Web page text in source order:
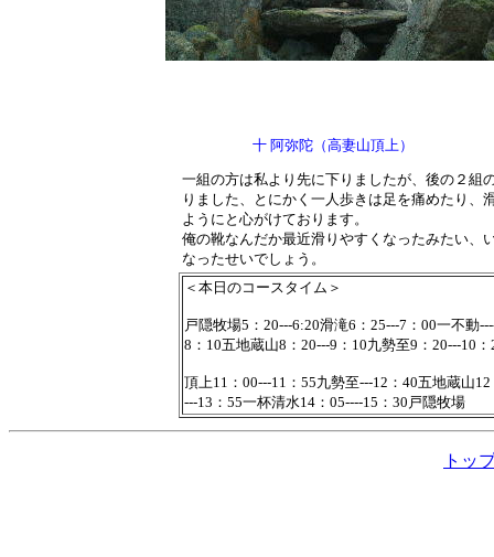
十 阿弥陀（高妻山頂上）
一組の方は私より先に下りましたが、後の２組
りました、とにかく一人歩きは足を痛めたり、
ようにと心がけております。
俺の靴なんだか最近滑りやすくなったみたい、
なったせいでしょう。
＜本日のコースタイム＞
戸隠牧場5：20---6:20滑滝6：25---7：00一不動
8：10五地蔵山8：20---9：10九勢至9：20---10
頂上11：00---11：55九勢至---12：40五地蔵山
---13：55一杯清水14：05----15：30戸隠牧場
トッ